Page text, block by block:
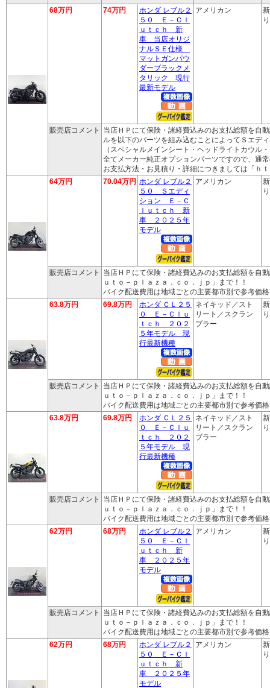
68万円
74万円
ホンダ レブル２
５０ Ｅ－Ｃｌ
ｕｔｃｈ 新
車 当店オリジ
ナルＳＥ仕様
マットガンパウ
ダーブラックメ
タリック 現行
最新モデル
アメリカン
販売店コメント
当店ＨＰにて保険・諸経費込みのお支払総額を自
ルを以下のパーツを組み込むことによってＳエデ
（スペシャルメインシート・ヘッドライトカウル
全てメーカー純正オプションパーツですので、通
お支払方法・お見積り・詳細につきましては「ｈ
64万円
70.04万円 ホンダ レブル２
５０ Ｓエディ
ション Ｅ－Ｃ
ｌｕｔｃｈ 新
車 ２０２５年
モデル
アメリカン
販売店コメント
当店ＨＰにて保険・諸経費込みのお支払総額を自
ｕｔｏ－ｐｌａｚａ．ｃｏ．ｊｐ」まで！！
バイク配送費用は地域ごとの主要都市別で参考価
63.8万円
69.8万円
ホンダ ＣＬ２５
０ Ｅ－Ｃｌｕ
ｔｃｈ ２０２
５年モデル 現
行最新機種
ネイキッド／スト
リート／スクラン
ブラー
販売店コメント
当店ＨＰにて保険・諸経費込みのお支払総額を自
ｕｔｏ－ｐｌａｚａ．ｃｏ．ｊｐ」まで！！
バイク配送費用は地域ごとの主要都市別で参考価
63.8万円
69.8万円
ホンダ ＣＬ２５
０ Ｅ－Ｃｌｕ
ｔｃｈ ２０２
５年モデル 現
行最新機種
ネイキッド／スト
リート／スクラン
ブラー
販売店コメント
当店ＨＰにて保険・諸経費込みのお支払総額を自
ｕｔｏ－ｐｌａｚａ．ｃｏ．ｊｐ」まで！！
バイク配送費用は地域ごとの主要都市別で参考価
62万円
68万円
ホンダ レブル２
５０ Ｅ－Ｃｌ
ｕｔｃｈ 新
車 ２０２５年
モデル
アメリカン
販売店コメント
当店ＨＰにて保険・諸経費込みのお支払総額を自
ｕｔｏ－ｐｌａｚａ．ｃｏ．ｊｐ」まで！！
バイク配送費用は地域ごとの主要都市別で参考価
62万円
68万円
ホンダ レブル２
５０ Ｅ－Ｃｌ
ｕｔｃｈ 新
車 ２０２５年
モデル
アメリカン